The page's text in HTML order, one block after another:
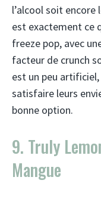
l’alcool soit
est exactement ce
freeze pop, avec
facteur de crunch
est un peu
satisfaire leurs
bonne option.
9. Truly
Mangue